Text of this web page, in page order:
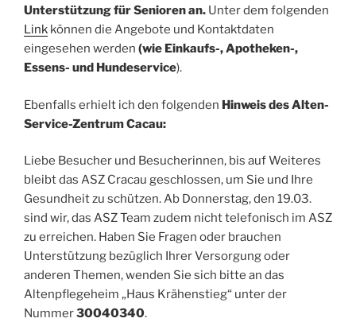
Unterstützung für Senioren an. Unter dem folgenden
Link können die Angebote und Kontaktdaten
eingesehen werden (wie Einkaufs-, Apotheken-,
Essens- und Hundeservice).
Ebenfalls erhielt ich den folgenden Hinweis des Alten-
Service-Zentrum Cacau:
Liebe Besucher und Besucherinnen, bis auf Weiteres
bleibt das ASZ Cracau geschlossen, um Sie und Ihre
Gesundheit zu schützen. Ab Donnerstag, den 19.03.
sind wir, das ASZ Team zudem nicht telefonisch im ASZ
zu erreichen. Haben Sie Fragen oder brauchen
Unterstützung bezüglich Ihrer Versorgung oder
anderen Themen, wenden Sie sich bitte an das
Altenpflegeheim „Haus Krähenstieg“ unter der
Nummer30040340.